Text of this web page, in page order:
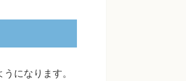
になります。